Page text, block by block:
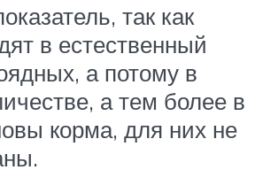
так как
в естественный
а потому в
а тем более в
корма, для них не